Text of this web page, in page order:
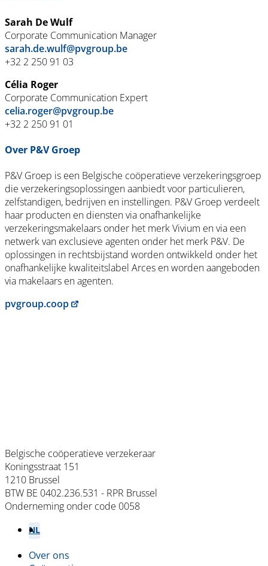
Sarah De Wulf
Corporate Communication Manager
sarah.de.wulf@pvgroup.be
+32 2 250 91 03
Célia Roger
Corporate Communication Expert
celia.roger@pvgroup.be
+32 2 250 91 01
Over P&V Groep
P&V Groep is een Belgische coöperatieve verzekeringsgroep
die verzekeringsoplossingen aanbiedt voor particulieren,
zelfstandigen, bedrijven en instellingen. P&V Groep verdeelt
haar producten en diensten via onafhankelijke
verzekeringsmakelaars onder het merk Vivium en via een
netwerk van exclusieve agenten onder het merk P&V. De
oplossingen in rechtsbijstand worden ontwikkeld onder het
onafhankelijke kwaliteitslabel Arces en worden aangeboden
via makelaars en agenten.
pvgroup.coop
Belgische coöperatieve verzekeraar
Koningsstraat 151
1210 Brussel
BTW BE 0402.236.531 - RPR Brussel
Onderneming onder code 0058
NL
Over ons